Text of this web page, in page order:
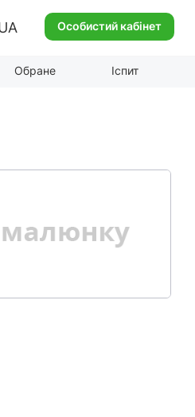
Особистий кабінет
Обране Іспит